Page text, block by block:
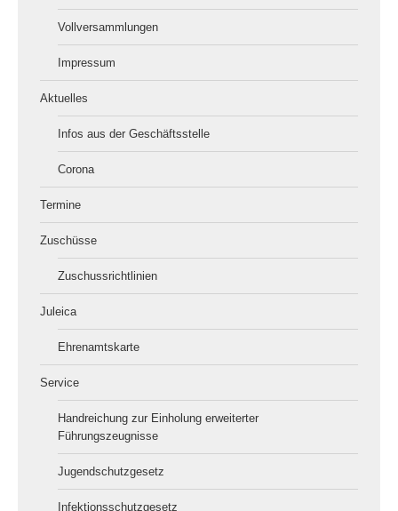
Vollversammlungen
Impressum
Aktuelles
Infos aus der Geschäftsstelle
Corona
Termine
Zuschüsse
Zuschussrichtlinien
Juleica
Ehrenamtskarte
Service
Handreichung zur Einholung erweiterter
Führungszeugnisse
Jugendschutzgesetz
Infektionsschutzgesetz